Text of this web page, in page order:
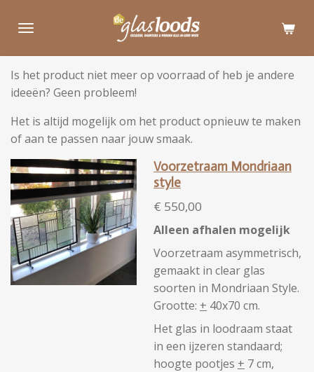
direct
hoofdinhoud
Is het product niet meer op voorraad of heb je andere
ideeën? Geen probleem!
Het is altijd mogelijk om het product opnieuw te maken
of aan te passen naar jouw smaak.
Voorzetraam Mondriaan
style
€ 550,00
Alleen afhalen mogelijk
Voorzetraam asymmetrisch,
gemaakt in clear glas
soorten in Mondriaan Style.
Grootte: + 40x70 cm.
Het glas in loodraam staat
in een ijzeren standaard;
hoogte pootjes + 7 cm,